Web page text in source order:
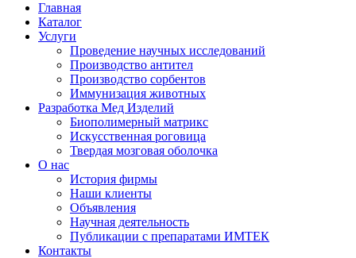
Главная
Каталог
Услуги
Проведение научных исследований
Производство антител
Производство сорбентов
Иммунизация животных
Разработка Мед Изделий
Биополимерный матрикс
Искусственная роговица
Твердая мозговая оболочка
О нас
История фирмы
Наши клиенты
Объявления
Научная деятельность
Публикации с препаратами ИМТЕК
Контакты